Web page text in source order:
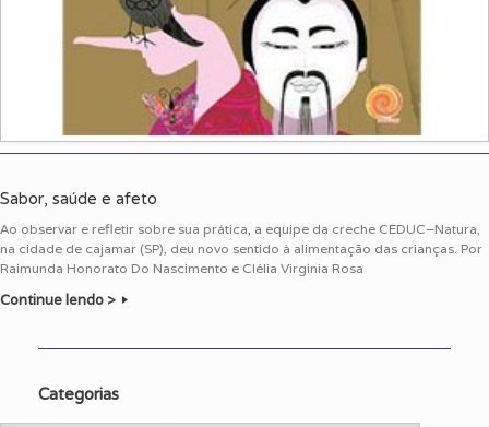
Sabor, saúde e afeto
Ao observar e refletir sobre sua prática, a equipe da creche CEDUC–Natura,
na cidade de cajamar (SP), deu novo sentido à alimentação das crianças. Por
Raimunda Honorato Do Nascimento e Clélia Virginia Rosa
Continue lendo >
Categorias